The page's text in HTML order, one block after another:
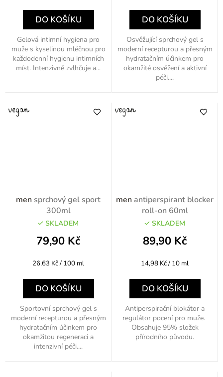
DO KOŠÍKU
Gelová intimní hygiena pro
muže s kyselinou mléčnou pro
každodenní hygienu intimních
míst. Intenzivně zvlhčuje a...
DO KOŠÍKU
Osvěžující sprchový gel s
moderní recepturou a přesným
hydratačním účinkem pro
okamžité osvěžení a aktivní
péči....
men sprchový gel sport
300ml
SKLADEM
79,90 Kč
Měrná
26,63 Kč / 100 ml
DO KOŠÍKU
Sportovní sprchový gel s
moderní recepturou a přesným
hydratačním účinkem pro
okamžitou regeneraci a
intenzivní péči....
menantiperspirant blocker
roll-on 60ml
SKLADEM
89,90 Kč
Měrná
14,98 Kč / 10 ml
DO KOŠÍKU
Antiperspirační blokátor a
regulátor pocení pro muže.
Obsahuje 95% složek
přírodního původu.